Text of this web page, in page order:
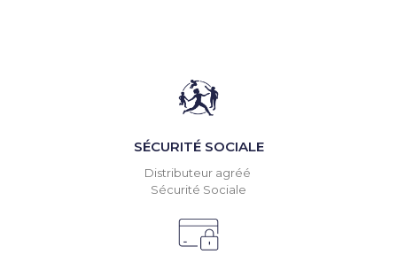
SÉCURITÉ SOCIALE
Distributeur agréé
Sécurité Sociale